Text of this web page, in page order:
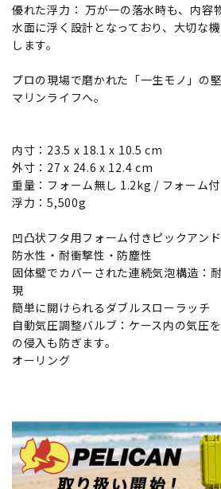
優れた浮力： 万が一の落水時も、内容
水面に浮く設計となっており、大切な
します。
プロの現場で磨かれた「一生モノ」の
マリンライフへ。
内寸：23.5 x 18.1 x 10.5 cm
外寸：27 x 24.6 x 12.4 cm
重量：フォーム無し 1.2kg / フォーム
浮力：5,500g
凹凸状フタ用フォーム付きピックアン
防水性・耐衝撃性・防塵性
固体壁でカバーされた連続気泡構造：
現
簡単に開けられるダブルスローラッチ
自動気圧調整バルブ：ケース内の気圧
の侵入も防ぎます。
オーリング